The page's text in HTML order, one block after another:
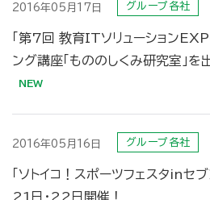
2016年05月17日 グループ各社
「第7回 教育ITソリューション
ング講座「もののしくみ研究室」を
2016年05月16日 グループ各社
「ソトイコ！スポーツフェスタinセ
21日・22日開催！